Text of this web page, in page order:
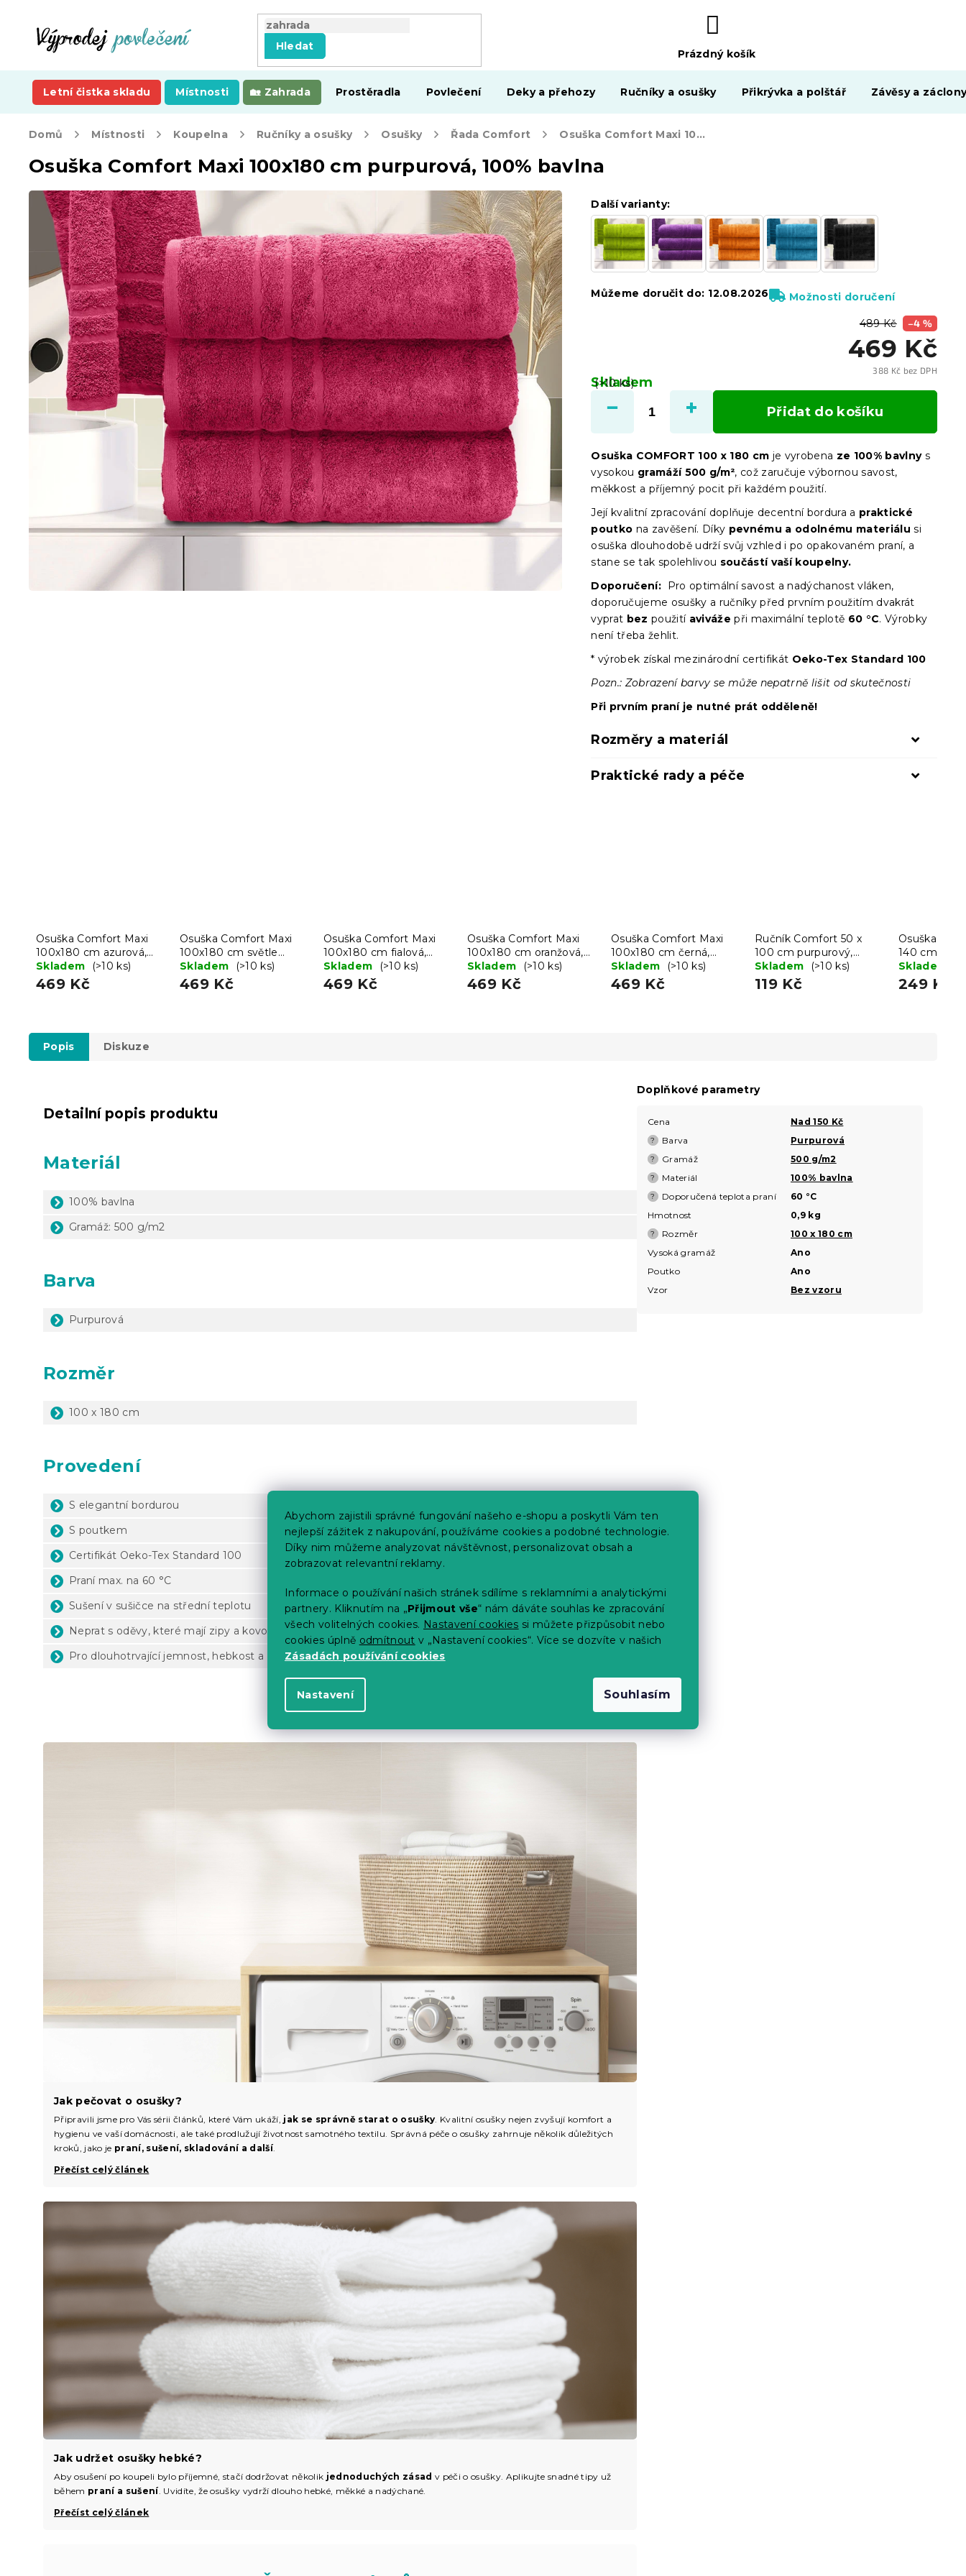
Abychom zajistili správné fungování našeho e-shopu a poskytli Vám ten
nejlepší zážitek z nakupování, používáme cookies a podobné technologie.
Díky nim můžeme analyzovat návštěvnost, personalizovat obsah a
zobrazovat relevantní reklamy.
Informace o používání našich stránek sdílíme s reklamními a analytickými
partnery. Kliknutím na „Přijmout vše“ nám dáváte souhlas ke zpracování
všech volitelných cookies. Nastavení cookies si můžete přizpůsobit nebo
cookies úplně odmítnout v „Nastavení cookies“. Více se dozvíte v našich
Zásadách používání cookies
Nastavení Souhlasím
Hledat
NÁKUPNÍ
KOŠÍK
Prázdný košík
Letní čistka skladu Místnosti Zahrada Prostěradla Povlečení Deky a přehozy Ručníky a osušky Přikrývka a polštář Závěsy a
Domů Místnosti Koupelna Ručníky a osušky Osušky Řada Comfort Osuška Comfort Maxi 100x180 cm purpurová, 100% bavlna
Osuška Comfort Maxi 100x180 cm purpurová, 100% bavlna
489 Kč –4 %
469 Kč
388 Kč bez DPH
cena:
Skladem
(>10 ks)
Další varianty:
Můžeme doručit do: 12.08.2026 Možnosti doručení
Přidat do košíku
Osuška COMFORT 100 x 180 cm je vyrobena ze 100% bavlnys
vysokou gramáží 500 g/m², což zaručuje výbornou savost,
měkkost a příjemný pocit při každém použití.
Její kvalitní zpracování doplňuje decentní bordura a praktické
poutko na zavěšení. Díky pevnému a odolnému materiálu si
osuška dlouhodobě udrží svůj vzhled i po opakovaném praní, a
stane se tak spolehlivou součástí vaší koupelny.
Doporučení: Pro optimální savost a nadýchanost vláken,
doporučujeme osušky a ručníky před prvním použitím dvakrát
vyprat bez použití aviváže při maximální teplotě 60 °C. Výrobky
není třeba žehlit.
* výrobek získal mezinárodní certifikát Oeko-Tex Standard 100
Pozn.: Zobrazení barvy se může nepatrně lišit od skutečnosti
Při prvním praní je nutné prát odděleně!
Rozměry a materiál
Praktické rady a péče
Osuška Comfort Maxi
100x180 cm azurová,
100% bavlna
Skladem (>10 ks)
469 Kč
Osuška Comfort Maxi
100x180 cm světle
zelená, 100% bavlna
Skladem (>10 ks)
469 Kč
Osuška Comfort Maxi
100x180 cm fialová,
100% bavlna
Skladem (>10 ks)
469 Kč
Osuška Comfort Maxi
100x180 cm oranžová,
100% bavlna
Skladem (>10 ks)
469 Kč
Osuška Comfort Maxi
100x180 cm černá,
100% bavlna
Skladem (>10 ks)
469 Kč
Ručník Comfort 50 x
100 cm purpurový,
100% bavlna
Skladem (>10 ks)
119 Kč
Osuška
140 cm
100% bavlna
Skladem
249 Kč
Popis Diskuze
Detailní popis produktu
Materiál
100% bavlna
Gramáž: 500 g/m2
Barva
Purpurová
Rozměr
100 x 180 cm
Provedení
S elegantní bordurou
S poutkem
Certifikát Oeko-Tex Standard 100
Praní max. na 60 °C
Sušení v sušičce na střední teplotu
Neprat s oděvy, které mají zipy a kovové háčky
Pro dlouhotrvající jemnost, hebkost a savost není doporučeno používat aviváž
Jak udržet osušky hebké?
Aby osušení po koupeli bylo příjemné, stačí dodržovat několik jednoduchých zásad v péči o osušky. Aplikujte snadné tipy už
během praní a sušení. Uvidíte, že osušky vydrží dlouho hebké, měkké a nadýchané.
Přečíst celý článek
Jak pečovat o osušky?
Připravili jsme pro Vás sérii článků, které Vám ukáží, jak se správně starat o osušky. Kvalitní osušky nejen zvyšují komfort a
hygienu ve vaší domácnosti, ale také prodlužují životnost samotného textilu. Správná péče o osušky zahrnuje několik důležitých
kroků, jako je praní, sušení, skladování a další.
Přečíst celý článek
Doplňkové parametry
Cena Nad 150 Kč
? Barva Purpurová
? Gramáž 500 g/m2
? Materiál 100% bavlna
? Doporučená teplota praní
60 °C
Hmotnost
0,9 kg
? Rozměr
100 x 180 cm
Vysoká gramáž
Ano
Poutko
Ano
Vzor
Bez vzoru